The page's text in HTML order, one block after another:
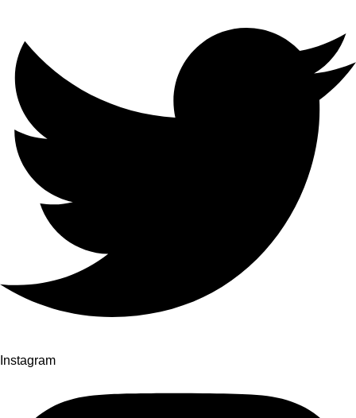
Instagram